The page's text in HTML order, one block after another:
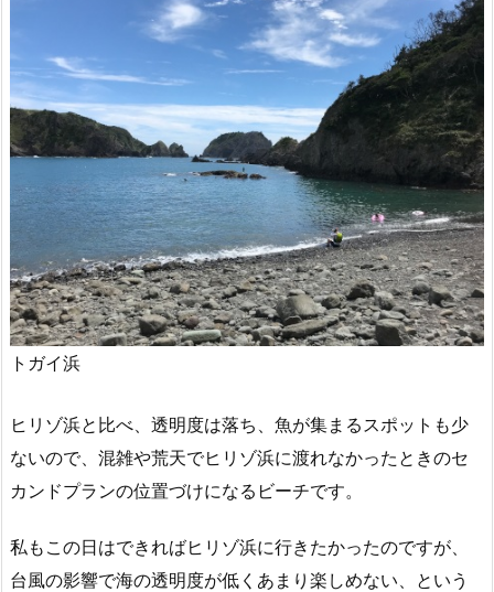
トガイ浜
ヒリゾ浜と比べ、透明度は落ち、魚が集まるスポットも少
ないので、混雑や荒天でヒリゾ浜に渡れなかったときのセ
カンドプランの位置づけになるビーチです。
私もこの日はできればヒリゾ浜に行きたかったのですが、
台風の影響で海の透明度が低くあまり楽しめない、という